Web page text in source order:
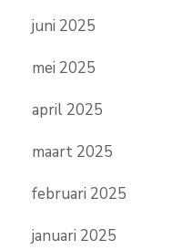
juni 2025
mei 2025
april 2025
maart 2025
februari 2025
januari 2025